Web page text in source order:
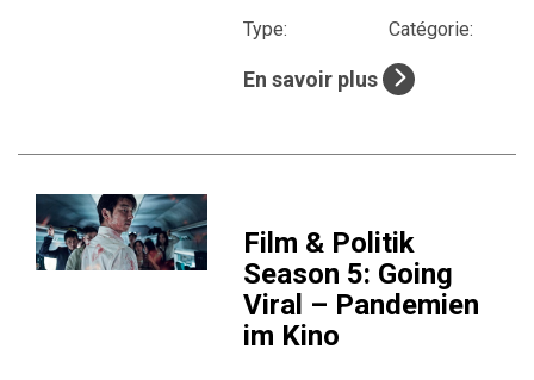
Type: Catégorie:
En savoir plus
Film & Politik
Season 5: Going
Viral – Pandemien
im Kino